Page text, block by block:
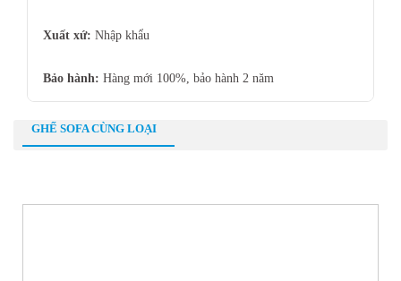
Xuất xứ: Nhập khẩu
Bảo hành: Hàng mới 100%, bảo hành 2 năm
GHẾ SOFA CÙNG LOẠI